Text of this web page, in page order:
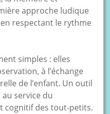
approche ludique
respectant le rythme
simples : elles
à l’échange
de l’enfant. Un outil
service du
cognitif des tout-petits.